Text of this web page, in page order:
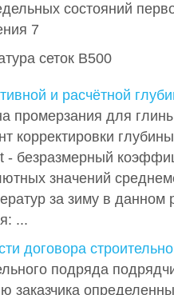
состояний
7
сеток B500
и расчётной
промерзания для
корректировки
- безразмерный
значений
за зиму в данном
...
договора
подряда
заказчика